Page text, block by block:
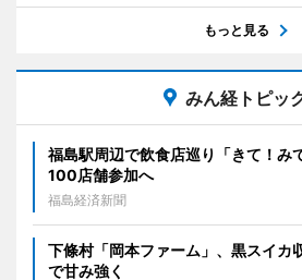
もっと見る
みん経トピッ
福島駅周辺で飲食店巡り「きて！
100店舗参加へ
福島経済新聞
下條村「岡本ファーム」、黒スイ
で甘み強く